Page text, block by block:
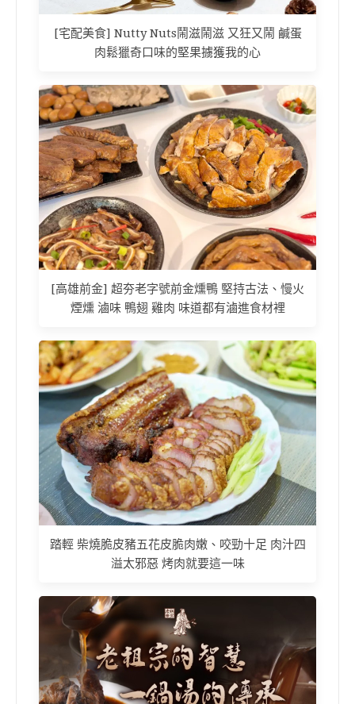
[宅配美食] Nutty Nuts鬧滋鬧滋 又狂又鬧 鹹蛋
肉鬆獵奇口味的堅果擄獲我的心
[高雄前金] 超夯老字號前金燻鴨 堅持古法、慢火
煙燻 滷味 鴨翅 雞肉 味道都有滷進食材裡
踏輕 柴燒脆皮豬五花皮脆肉嫩、咬勁十足 肉汁四
溢太邪惡 烤肉就要這一味